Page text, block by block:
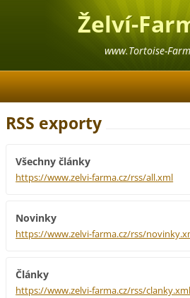
Želví-
www.Tortoise-
RSS exporty
Všechny články
https://www.zelvi-farma.cz/rss/all.xml
Novinky
https://www.zelvi-farma.cz/rss/
Články
https://www.zelvi-farma.cz/rss/clanky.xml